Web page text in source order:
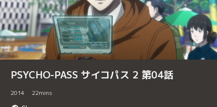
PSYCHO-PASS サイコパス 2 第04話
2014 22mins